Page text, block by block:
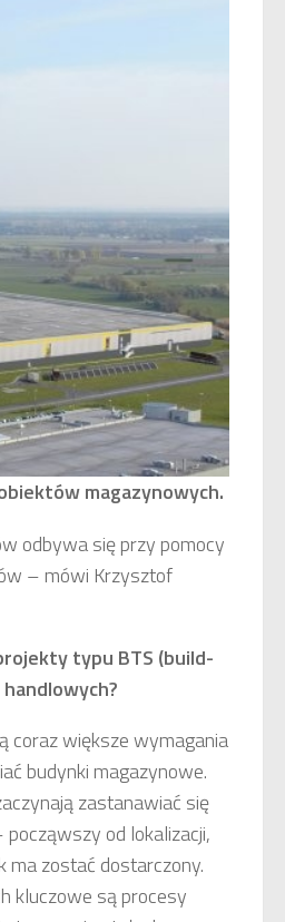
magazynowych.
odbywa się przy pomocy
– mówi Krzysztof
typu BTS (build-
coraz większe wymagania
budynki magazynowe.
zastanawiać się
od lokalizacji,
ma zostać dostarczony.
kluczowe są procesy